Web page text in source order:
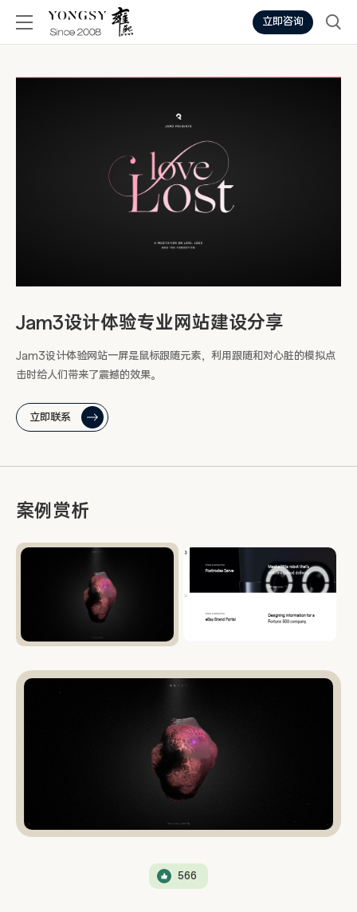
立即咨询
Jam3设计体验专业网站建设分享
Jam3设计体验网站一屏是鼠标跟随元素，利用跟随和对心脏的模拟点
击时给人们带来了震撼的效果。
立即联系
案例赏析
566